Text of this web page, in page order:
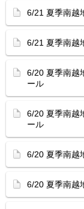
6/21 夏季南
6/21 夏季南
6/20 夏季南
ール
6/20 夏季南
ール
6/20 夏季南
6/20 夏季南